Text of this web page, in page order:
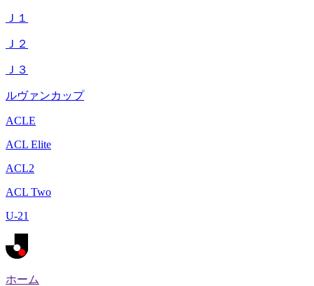
Ｊ１
Ｊ２
Ｊ３
ルヴァンカップ
ACLE
ACL Elite
ACL2
ACL Two
U-21
ホーム